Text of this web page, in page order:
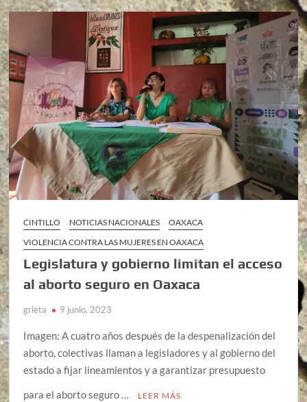
CINTILLO NOTICIAS NACIONALES
OAXACA
VIOLENCIA CONTRA LAS MUJERES EN OAXACA
Legislatura y gobierno limitan el acceso
al aborto seguro en Oaxaca
grieta 9 junio, 2023
Imagen: A cuatro años después de la despenalización del
aborto, colectivas llaman a legisladores y al gobierno del
estado a fijar lineamientos y a garantizar presupuesto
para el aborto seguro …
LEER MÁS